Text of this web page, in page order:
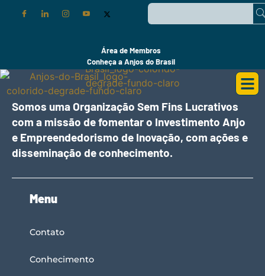
Área de Membros
Conheça a Anjos do Brasil
Somos uma Organização Sem Fins Lucrativos
com a missão de fomentar o Investimento Anjo
e Empreendedorismo de Inovação, com ações e
disseminação de conhecimento.
Menu
Contato
Conhecimento